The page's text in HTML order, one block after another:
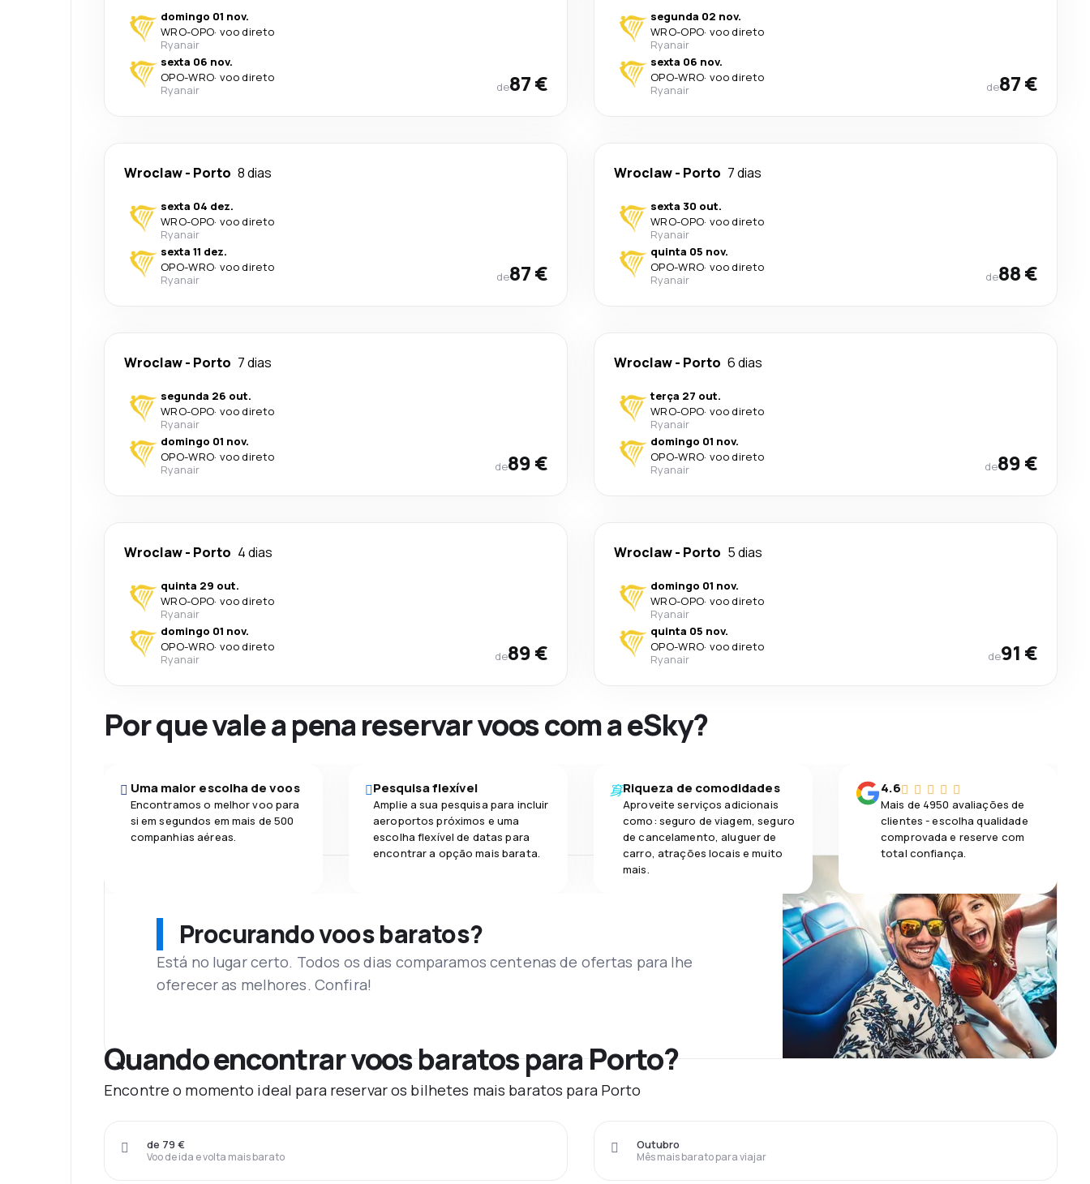
domingo 01 nov.
WRO-OPO· voo direto
Ryanair
sexta 06 nov.
OPO-WRO· voo direto
Ryanair
de87 €
segunda 02 nov.
WRO-OPO· voo direto
Ryanair
sexta 06 nov.
OPO-WRO· voo direto
Ryanair
de87 €
Wroclaw- Porto 8 dias
sexta 04 dez.
WRO-OPO· voo direto
Ryanair
sexta 11 dez.
OPO-WRO· voo direto
Ryanair
de87 €
Wroclaw- Porto 7 dias
sexta 30 out.
WRO-OPO· voo direto
Ryanair
quinta 05 nov.
OPO-WRO· voo direto
Ryanair
de88 €
Wroclaw- Porto 7 dias
segunda 26 out.
WRO-OPO· voo direto
Ryanair
domingo 01 nov.
OPO-WRO· voo direto
Ryanair
de89 €
Wroclaw- Porto 6 dias
terça 27 out.
WRO-OPO· voo direto
Ryanair
domingo 01 nov.
OPO-WRO· voo direto
Ryanair
de89 €
Wroclaw- Porto 4 dias
quinta 29 out.
WRO-OPO· voo direto
Ryanair
domingo 01 nov.
OPO-WRO· voo direto
Ryanair
de89 €
Wroclaw- Porto 5 dias
domingo 01 nov.
WRO-OPO· voo direto
Ryanair
quinta 05 nov.
OPO-WRO· voo direto
Ryanair
de91 €
Por que vale a pena reservar voos com a eSky?
Uma maior escolha de voos
Encontramos o melhor voo para
si em segundos em mais de 500
companhias aéreas.
Pesquisa flexível
Amplie a sua pesquisa para incluir
aeroportos próximos e uma
escolha flexível de datas para
encontrar a opção mais barata.
Riqueza de comodidades
Aproveite serviços adicionais
como: seguro de viagem, seguro
de cancelamento, aluguer de
carro, atrações locais e muito
mais.
4.6
Mais de 4950 avaliações de
clientes - escolha qualidade
comprovada e reserve com
total confiança.
Procurando voos baratos?
Está no lugar certo. Todos os dias comparamos centenas de ofertas para lhe
oferecer as melhores. Confira!
Quando encontrar voos baratos para Porto?
Encontre o momento ideal para reservar os bilhetes mais baratos para Porto
Voo de ida e volta mais barato
de 79 €
Mês mais barato para viajar
Outubro